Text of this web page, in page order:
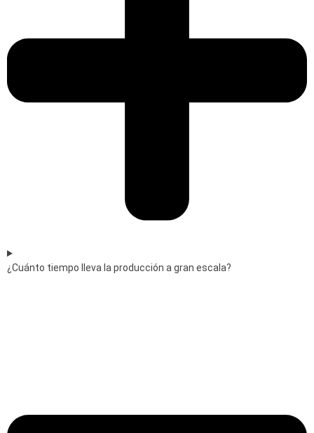
¿Cuánto tiempo lleva la producción a gran escala?